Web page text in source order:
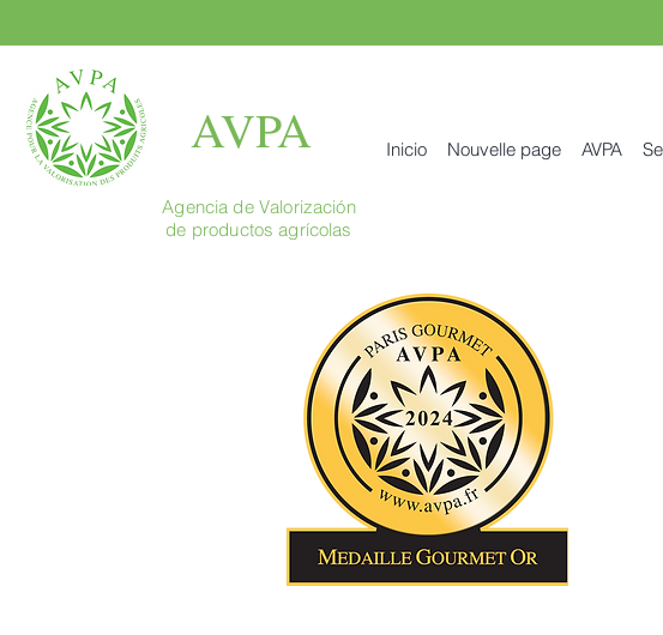
AVPA Inicio Nouvelle page AVPA
Agencia de Valorización
de productos agrícolas